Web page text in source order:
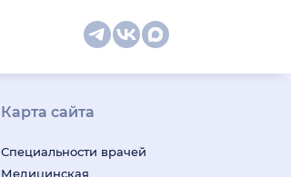
Карта сайта
Специальности врачей
Медицинская